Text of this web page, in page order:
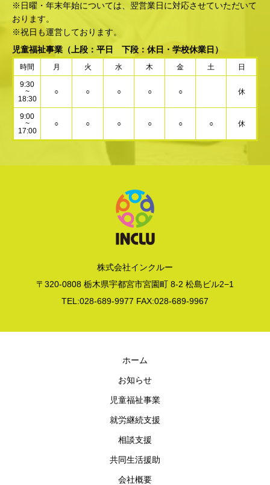
※日曜・年末年始については、翌営業日に対応させていただいて
おります。
※祝日も運営しております。
児童福祉事業 （上段：平日 下段：休日・学校休業日）
時間 月 火 水 木 金 土 日
9:30
~
18:30
○ ○ ○ ○ ○ 休
9:00
~
17:00
○ ○ ○ ○ ○ ○ 休
株式会社インクルー
〒320-0808 栃木県宇都宮市宮園町 8-2 松島ビル2−1
TEL:028-689-9977 FAX:028-689-9967
ホーム
お知らせ
児童福祉事業
就労継続支援
相談支援
共同生活援助
会社概要